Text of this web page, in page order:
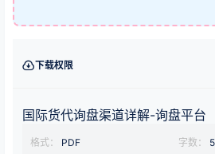
下载权限
国际货代询盘渠道详解-询盘平台
格式： PDF 字数：